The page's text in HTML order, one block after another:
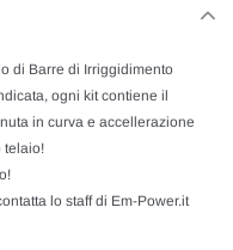
di Barre di Irriggidimento
ogni kit contiene il
in curva e accellerazione
telaio!
lo staff di Em-Power.it